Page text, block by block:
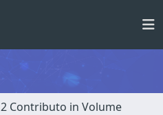
2 Contributo in Volume